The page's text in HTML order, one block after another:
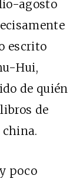
agosto
escrito
Hui,
de quién
de
poco